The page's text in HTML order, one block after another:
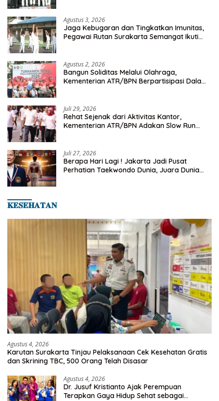
Agustus 3, 2026
Jaga Kebugaran dan Tingkatkan Imunitas,
Pegawai Rutan Surakarta Semangat Ikuti
Agustus 2, 2026
Bangun Soliditas Melalui Olahraga,
Kementerian ATR/BPN Berpartisipasi Dalam
Juli 29, 2026
Rehat Sejenak dari Aktivitas Kantor,
Kementerian ATR/BPN Adakan Slow Run
Juli 27, 2026
Berapa Hari Lagi ! Jakarta Jadi Pusat
Perhatian Taekwondo Dunia, Juara Dunia
𝐊𝐄𝐒𝐄𝐇𝐀𝐓𝐀𝐍
Agustus 4, 2026
Karutan Surakarta Tinjau Pelaksanaan Cek Kesehatan Gratis
dan Skrining TBC, 500 Orang Telah Disasar
Agustus 4, 2026
Dr. Jusuf Kristianto Ajak Perempuan
Terapkan Gaya Hidup Sehat sebagai